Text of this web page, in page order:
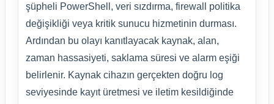
şüpheli PowerShell, veri sızdırma, firewall politika
değişikliği veya kritik sunucu hizmetinin durması.
Ardından bu olayı kanıtlayacak kaynak, alan,
zaman hassasiyeti, saklama süresi ve alarm eşiği
belirlenir. Kaynak cihazın gerçekten doğru log
seviyesinde kayıt üretmesi ve iletim kesildiğinde